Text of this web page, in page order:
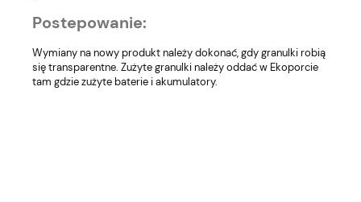
Postepowanie:
Wymiany na nowy produkt należy dokonać, gdy granulki robią
się transparentne. Zużyte granulki należy oddać w Ekoporcie
tam gdzie zużyte baterie i akumulatory.